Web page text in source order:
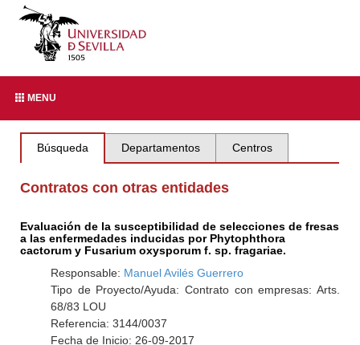
MENU
Búsqueda Departamentos Centros
Contratos con otras entidades
Evaluación de la susceptibilidad de selecciones de fresas
a las enfermedades inducidas por Phytophthora
cactorum y Fusarium oxysporum f. sp. fragariae.
Responsable: Manuel Avilés Guerrero
Tipo de Proyecto/Ayuda: Contrato con empresas: Arts.
68/83 LOU
Referencia: 3144/0037
Fecha de Inicio: 26-09-2017